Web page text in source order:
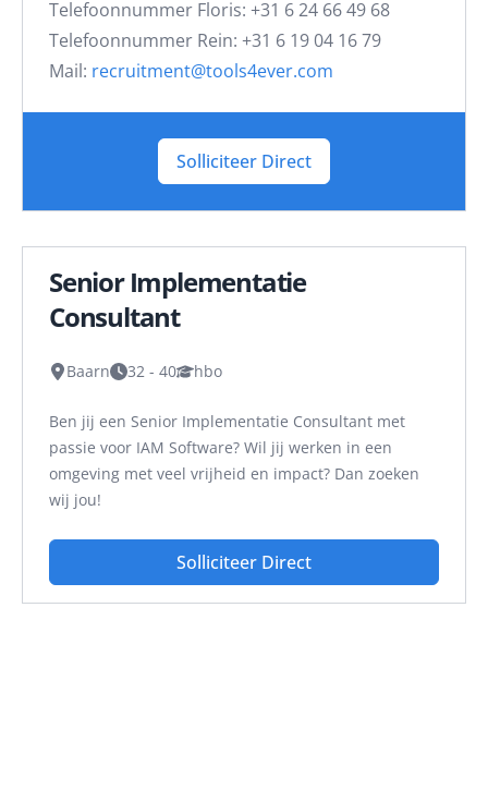
Telefoonnummer Floris: +31 6 24 66 49 68
Telefoonnummer Rein: +31 6 19 04 16 79
Mail: recruitment@tools4ever.com
Solliciteer Direct
Senior Implementatie
Consultant
Baarn 32 - 40 hbo
Ben jij een Senior Implementatie Consultant met
passie voor IAM Software? Wil jij werken in een
omgeving met veel vrijheid en impact? Dan zoeken
wij jou!
Solliciteer Direct